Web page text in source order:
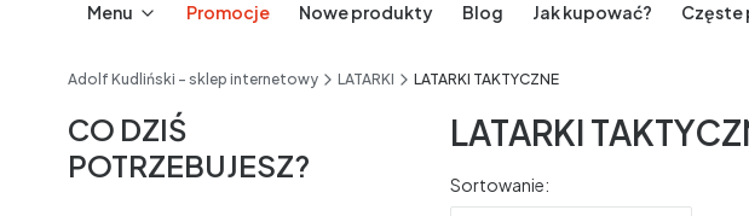
Menu Promocje Nowe produkty Blog Jak kupować? Częste
Adolf Kudliński - sklep internetowy LATARKI LATARKI TAKTYCZNE
CO DZIŚ
POTRZEBUJESZ?
LATARKI
Lista produktów
Sortowanie: